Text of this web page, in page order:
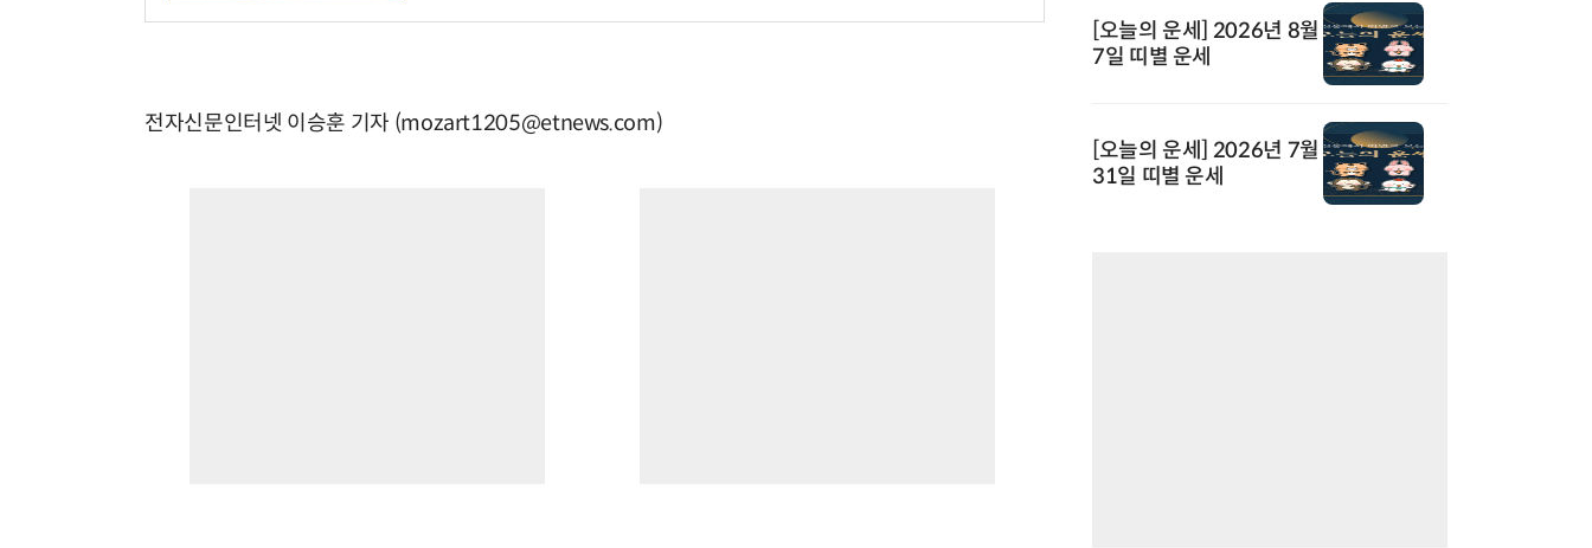
전자신문인터넷 이승훈 기자 (mozart1205@etnews.com)
[오늘의 운세] 2026년 8월
7일 띠별 운세
[오늘의 운세] 2026년 7월
31일 띠별 운세